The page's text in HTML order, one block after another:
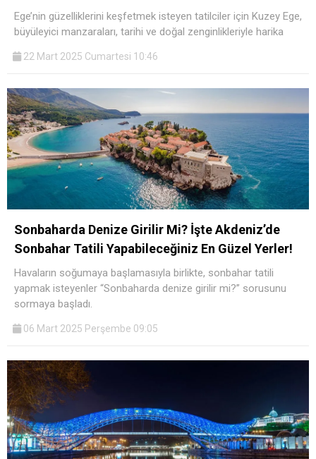
Ege’nin güzelliklerini keşfetmek isteyen tatilciler için Kuzey Ege,
büyüleyici manzaraları, tarihi ve doğal zenginlikleriyle harika
22 Mart 2025 Cumartesi 10:46
Sonbaharda Denize Girilir Mi? İşte Akdeniz’de
Sonbahar Tatili Yapabileceğiniz En Güzel Yerler!
Havaların soğumaya başlamasıyla birlikte, sonbahar tatili
yapmak isteyenler “Sonbaharda denize girilir mi?” sorusunu
sormaya başladı.
06 Mart 2025 Perşembe 09:05